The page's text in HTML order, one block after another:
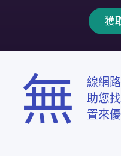
獲
無 線網
助您
置來